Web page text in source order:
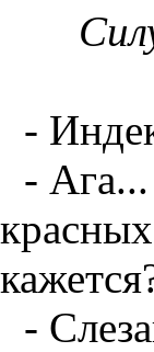
-
-
-